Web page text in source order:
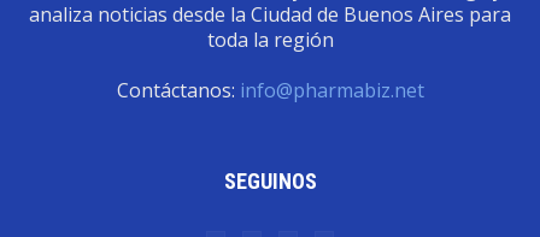
analiza noticias desde la Ciudad de Buenos Aires para
toda la región
Contáctanos: info@pharmabiz.net
SEGUINOS